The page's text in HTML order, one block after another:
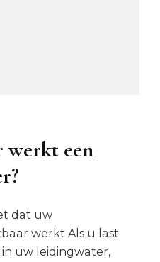
werkt een
dat uw
werkt Als u last
uw leidingwater,